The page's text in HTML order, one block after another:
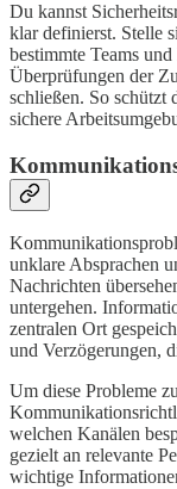
Du kannst
klar definierst. Stelle
bestimmte Teams
Überprüfungen der
schließen. So schützt
sichere
unklare Absprachen
Nachrichten
untergehen.
zentralen Ort
und Verzögerungen,
Um diese Probleme
welchen Kanälen
gezielt an relevante
wichtige